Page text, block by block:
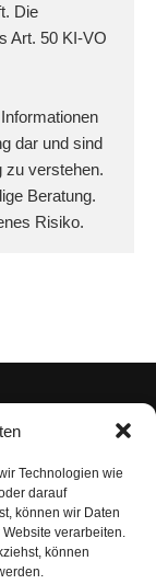
Technologien wie
darauf
können wir Daten
verarbeiten.
können
Die
Art. 50 KI-VO
dar und sind
zu verstehen.
Beratung.
Risiko.